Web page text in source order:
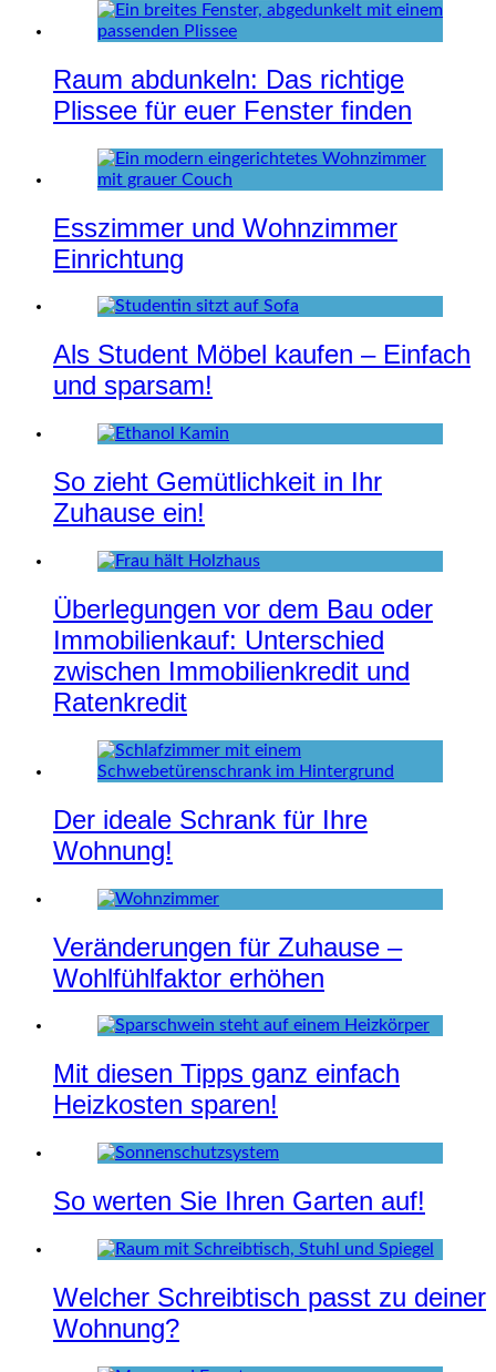
Raum abdunkeln: Das richtige
Plissee für euer Fenster finden
Esszimmer und Wohnzimmer
Einrichtung
Als Student Möbel kaufen – Einfach
und sparsam!
So zieht Gemütlichkeit in Ihr
Zuhause ein!
Überlegungen vor dem Bau oder
Immobilienkauf: Unterschied
zwischen Immobilienkredit und
Ratenkredit
Der ideale Schrank für Ihre
Wohnung!
Veränderungen für Zuhause –
Wohlfühlfaktor erhöhen
Mit diesen Tipps ganz einfach
Heizkosten sparen!
So werten Sie Ihren Garten auf!
Welcher Schreibtisch passt zu deiner
Wohnung?